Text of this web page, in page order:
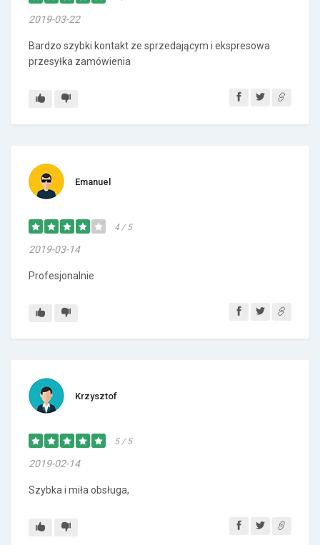
2019-03-22
Bardzo szybki kontakt ze sprzedającym i ekspresowa
przesyłka zamówienia
Emanuel
4 / 5
2019-03-14
Profesjonalnie
Krzysztof
5 / 5
2019-02-14
Szybka i miła obsługa,